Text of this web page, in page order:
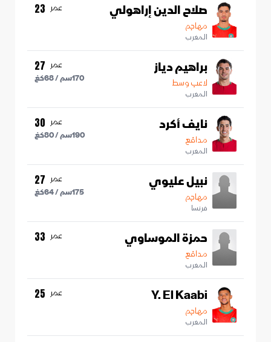
صلاح الدين إراهولي
مهاجم
المغرب
عمر 23
براهيم دياز
لاعب وسط
المغرب
عمر 27
170سم /68كغ
نايف أكرد
مدافع
المغرب
عمر 30
190سم /80كغ
نبيل عليوي
مهاجم
فرنسا
عمر 27
175سم /64كغ
حمزة الموساوي
مدافع
المغرب
عمر 33
Y. El Kaabi
مهاجم
المغرب
عمر 25